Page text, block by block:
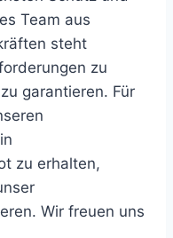
Team aus
steht
zu
garantieren. Für
zu erhalten,
Wir freuen uns